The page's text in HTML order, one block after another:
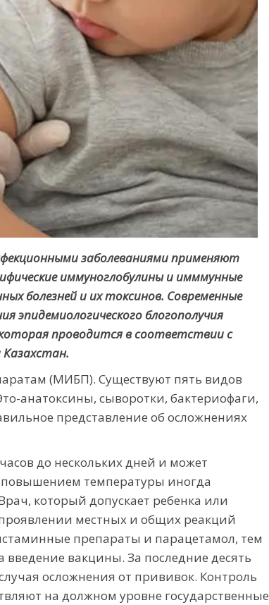
за­болеваниями применяют
иммуноглобулины и имммунные
болезней и их токсинов. Современные
эпидемиологического бло­гополучия
проводится в соответствии с
Казахстан.
(МИБП). Существуют пять видов
анатоксины, сы­воротки, бактериофаги,
представление об осложнениях
до нескольких дней и может
температу­ры иногда
который допу­скает ребенка или
местных и общих реакций
препараты и парацетамол, тем
вакцины. За последние десять
осложнения от прививок. Контроль
на должном уровне государственные